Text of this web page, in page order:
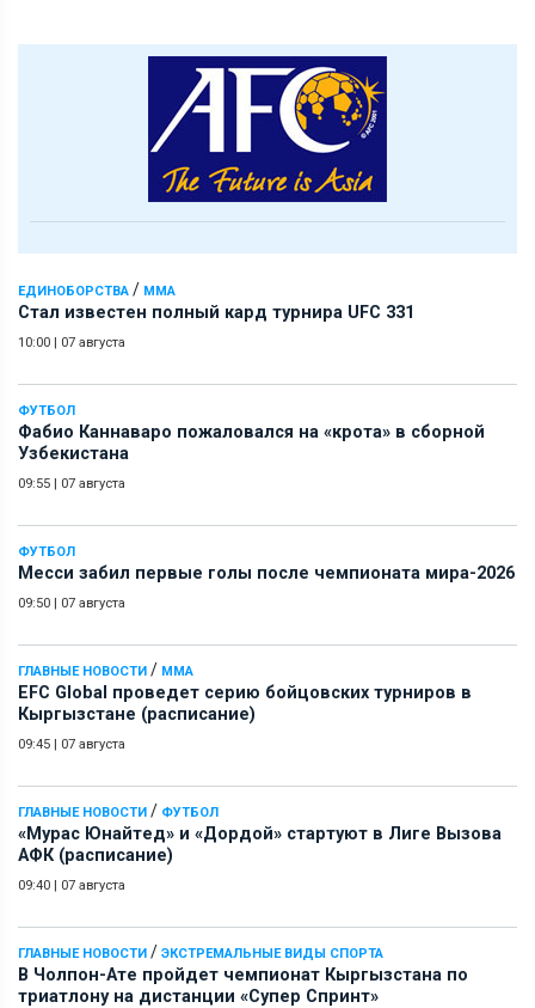
ЕДИНОБОРСТВА / ММА
Стал известен полный кард турнира UFC 331
10:00 | 07 августа
ФУТБОЛ
Фабио Каннаваро пожаловался на «крота» в сборной
Узбекистана
09:55 | 07 августа
ФУТБОЛ
Месси забил первые голы после чемпионата мира-2026
09:50 | 07 августа
ГЛАВНЫЕ НОВОСТИ / ММА
EFC Global проведет серию бойцовских турниров в
Кыргызстане (расписание)
09:45 | 07 августа
ГЛАВНЫЕ НОВОСТИ / ФУТБОЛ
«Мурас Юнайтед» и «Дордой» стартуют в Лиге Вызова
АФК (расписание)
09:40 | 07 августа
ГЛАВНЫЕ НОВОСТИ / ЭКСТРЕМАЛЬНЫЕ ВИДЫ СПОРТА
В Чолпон-Ате пройдет чемпионат Кыргызстана по
триатлону на дистанции «Супер Спринт»